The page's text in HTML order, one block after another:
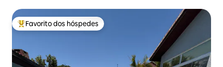
Favoritos dos hóspedes mais apreciados
Favorito dos hóspedes